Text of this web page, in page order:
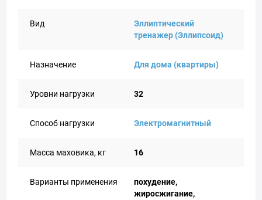
Вид
Эллиптический
тренажер (Эллипсоид)
Назначение Для дома (квартиры)
Уровни нагрузки 32
Способ нагрузки Электромагнитный
Масса маховика, кг 16
Варианты применения
похудение,
жиросжигание,